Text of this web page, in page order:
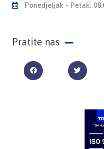
Ponedjeljak - Petak:
Pratite nas